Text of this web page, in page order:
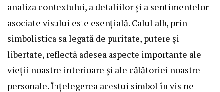
analiza contextului, a detaliilor și a sentimentelor
asociate visului este esențială. Calul alb, prin
simbolistica sa legată de puritate, putere și
libertate, reflectă adesea aspecte importante ale
vieții noastre interioare și ale călătoriei noastre
personale. Înțelegerea acestui simbol în vis ne